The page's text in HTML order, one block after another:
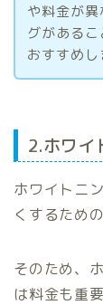
や料金が
グがある
おすすめし
2.ホワイ
ホワイトニ
くするため
そのため、
は料金も重